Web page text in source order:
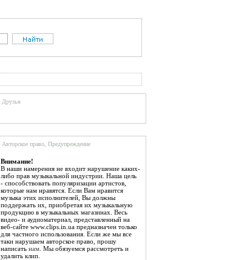
Друзья
Авторское право, Предупреждение
Внимание!
В наши намерения не входит нарушение каких-
либо прав музыкальной индустрии. Наша цель
- способствовать популяризации артистов,
которые нам нравятся. Если Вам нравится
музыка этих исполнителей, Вы должны
поддержать их, приобретая их музыкальную
продукцию в музыкальных магазинах. Весь
видео- и аудиоматериал, представленный на
веб-сайте www.clips.in.ua предназначен только
для частного использования. Если же мы все
таки нарушаем авторское право, прошу
написать нам . Мы обязуемся рассмотреть и
удалить клип.